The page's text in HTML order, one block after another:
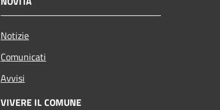
Notizie
Comunicati
Avvisi
VIVERE IL COMUNE